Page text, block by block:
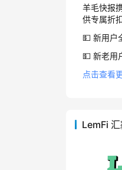
羊毛快报
供专属折扣
💵 新用户
💵 新老用
点击查看
LemFi